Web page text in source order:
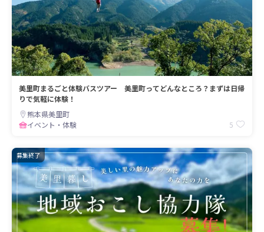
美里町まるごと体験バスツアー 美里町ってどんなところ？まずは日帰
りで気軽に体験！
熊本県美里町
イベント・体験
5
募集終了